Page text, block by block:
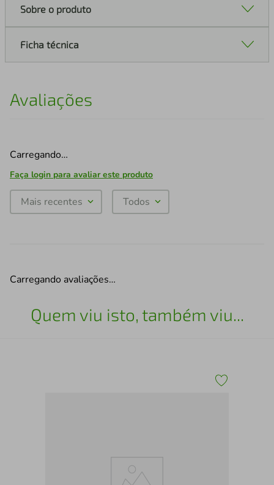
Sobre o produto
Ficha técnica
Avaliações
Carregando…
Faça login para avaliar este produto
Mais recentes Todos
Carregando avaliações…
Quem viu isto, também viu...